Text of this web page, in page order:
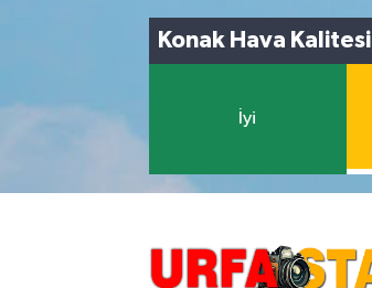
Konak Hava Kalitesi
İyi